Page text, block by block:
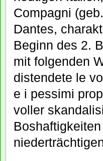
Compagni
Dantes,
Beginn des 2.
mit folgenden
distendete le
e i pessimi
voller